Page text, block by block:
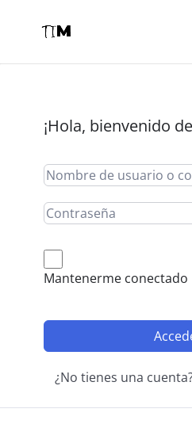
¡Hola, bienvenido
Mantenerme conectado
¿No tienes una